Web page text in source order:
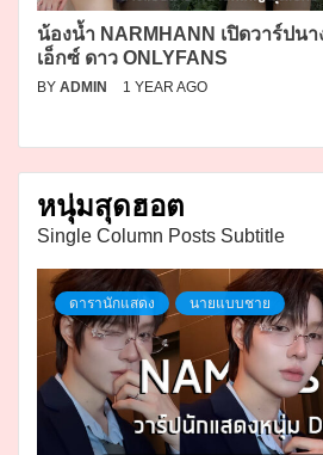
น้องน้ำ NARMHANN เปิดวาร์ปน
เอ็กซ์ ดาว ONLYFANS
BY ADMIN 1 YEAR AGO
หนุ่มสุดฮอต
Single Column Posts Subtitle
ดารานักแสดง นายแบบชาย